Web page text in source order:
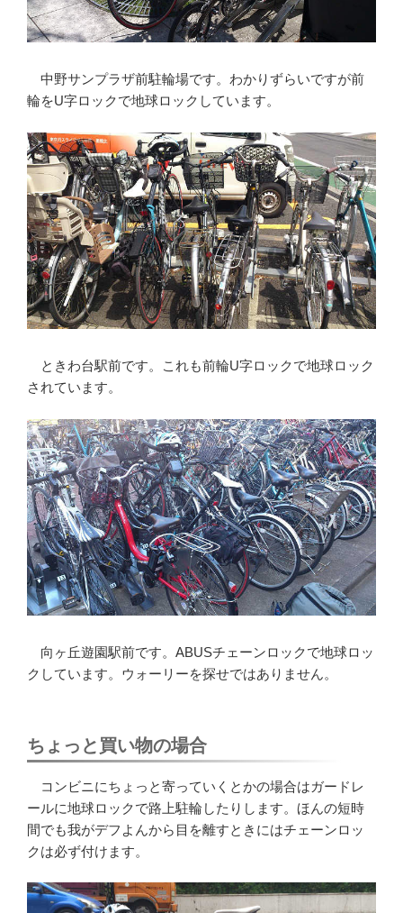
中野サンプラザ前駐輪場です。わかりずらいですが前
輪をU字ロックで地球ロックしています。
ときわ台駅前です。これも前輪U字ロックで地球ロック
されています。
向ヶ丘遊園駅前です。ABUSチェーンロックで地球ロッ
クしています。ウォーリーを探せではありません。
ちょっと買い物の場合
コンビニにちょっと寄っていくとかの場合はガードレ
ールに地球ロックで路上駐輪したりします。ほんの短時
間でも我がデフよんから目を離すときにはチェーンロッ
クは必ず付けます。